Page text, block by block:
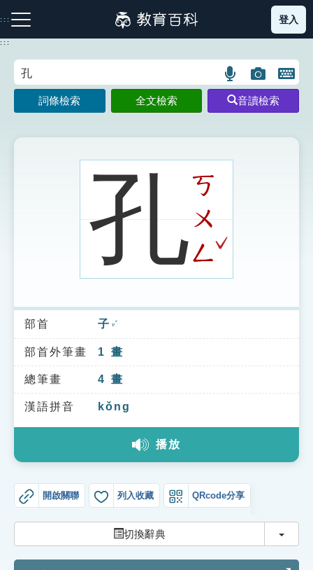
到
主
:::
注音索引圖示 筆畫索引圖示 部首索引表圖示
索引選單
知識索引
單字索引
生命大百科索引
教學應用
貓頭鷹博士
登入
:::
語
言
搜
示
圖
片
搜
開
鍵
圖
詞條檢索 全文檢索 音讀檢索
孔ㄎ
ㄨ
ㄥ
ˇ
部首 子 ㄗˇ
部首外筆畫 1 畫
總筆畫 4 畫
漢語拼音 kǒng
播放
開啟關聯 列入收藏 QRcode分享
切換辭典 切換